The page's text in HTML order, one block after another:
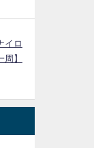
イロ
】